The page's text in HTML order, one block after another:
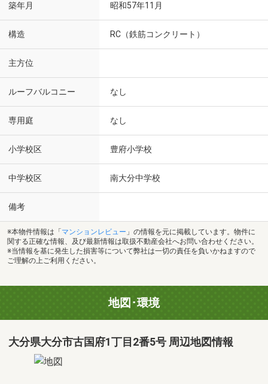
築年月 昭和57年11月
構造 RC（鉄筋コンクリート）
主方位
ルーフバルコニー なし
専用庭 なし
小学校区 豊府小学校
中学校区 南大分中学校
備考
※本物件情報は「 マンションレビュー 」の情報を元に掲載しています。物件に
関する正確な情報、及び最新情報は取扱不動産会社へお問い合わせください。
※当情報を基に発生した損害等について弊社は一切の責任を負いかねますので
ご理解の上ご利用ください。
地図･環境
大分県大分市古国府1丁目2番5号 周辺地図情報